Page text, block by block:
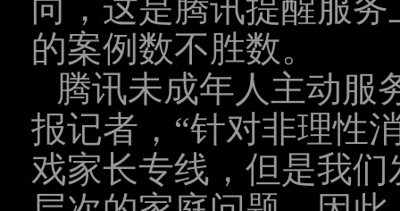
向，这是腾讯提醒服
的案例数不胜数。
腾讯未成年人主动服
报记者，“针对非理性
戏家长专线，但是我